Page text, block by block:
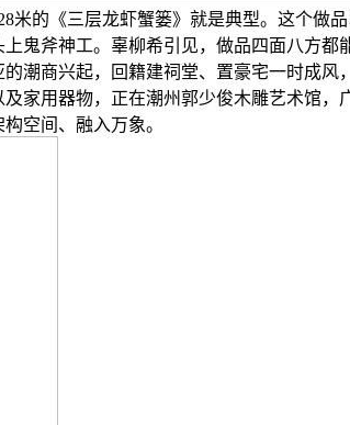
的《三层龙虾蟹篓》就是典型。这个做
鬼斧神工。辜柳希引见，做品四面八方
潮商兴起，回籍建祠堂、置豪宅一时成
家用器物，正在潮州郭少俊木雕艺术馆
空间、融入万象。